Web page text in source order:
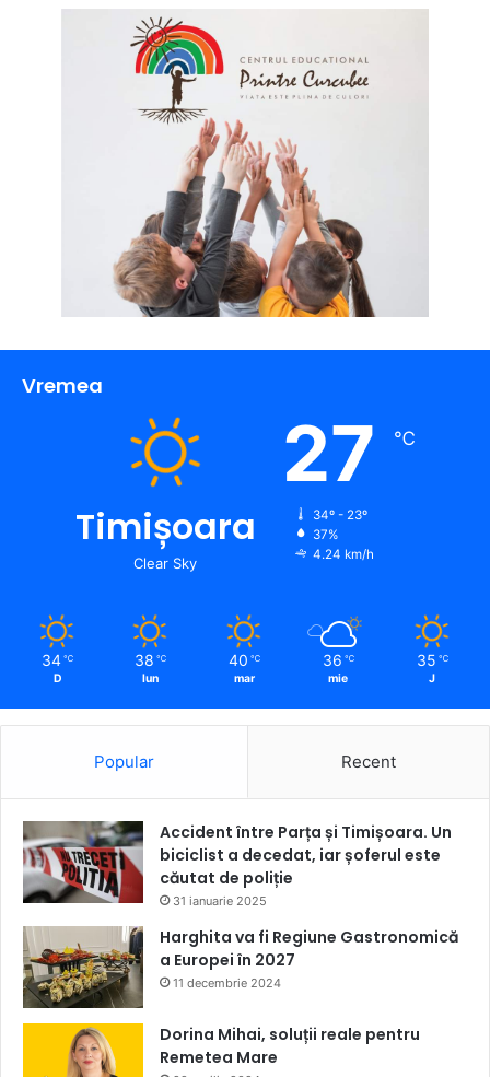
Vremea
Timișoara
Clear Sky
27 ℃
34º - 23º
37%
4.24 km/h
34 ℃
D
38 ℃
lun
40 ℃
mar
36 ℃
mie
35 ℃
J
Popular Recent
Accident între Parța și Timișoara. Un
biciclist a decedat, iar șoferul este
căutat de poliție
31 ianuarie 2025
Harghita va fi Regiune Gastronomică
a Europei în 2027
11 decembrie 2024
Dorina Mihai, soluții reale pentru
Remetea Mare